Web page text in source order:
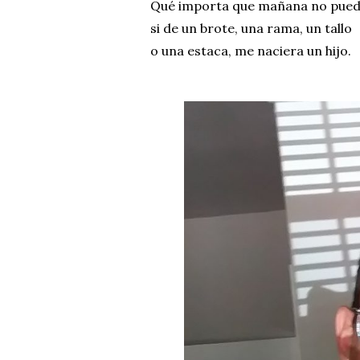
Qué importa que mañana no
si de un brote, una rama, un tallo
o una estaca, me naciera un hijo.